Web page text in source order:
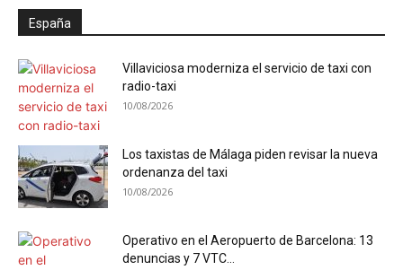
España
Villaviciosa moderniza el servicio de taxi con
radio-taxi
10/08/2026
Los taxistas de Málaga piden revisar la nueva
ordenanza del taxi
10/08/2026
Operativo en el Aeropuerto de Barcelona: 13
denuncias y 7 VTC...